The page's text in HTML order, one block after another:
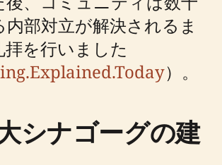
部対立が解決されるま
を行いました
）。
シナゴーグの建